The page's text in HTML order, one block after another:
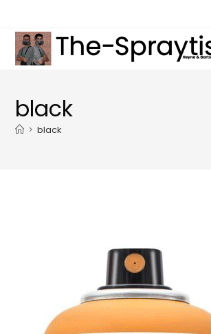
springen
black
> black